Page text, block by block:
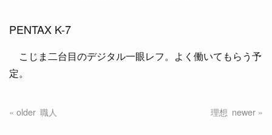
PENTAX K-7
こじま二台目のデジタル一眼レフ。よく働いてもらう予
定。
職人 理想